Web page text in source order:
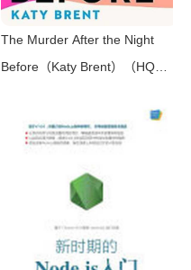
The Murder After the Night
Before（Katy Brent）（HQ